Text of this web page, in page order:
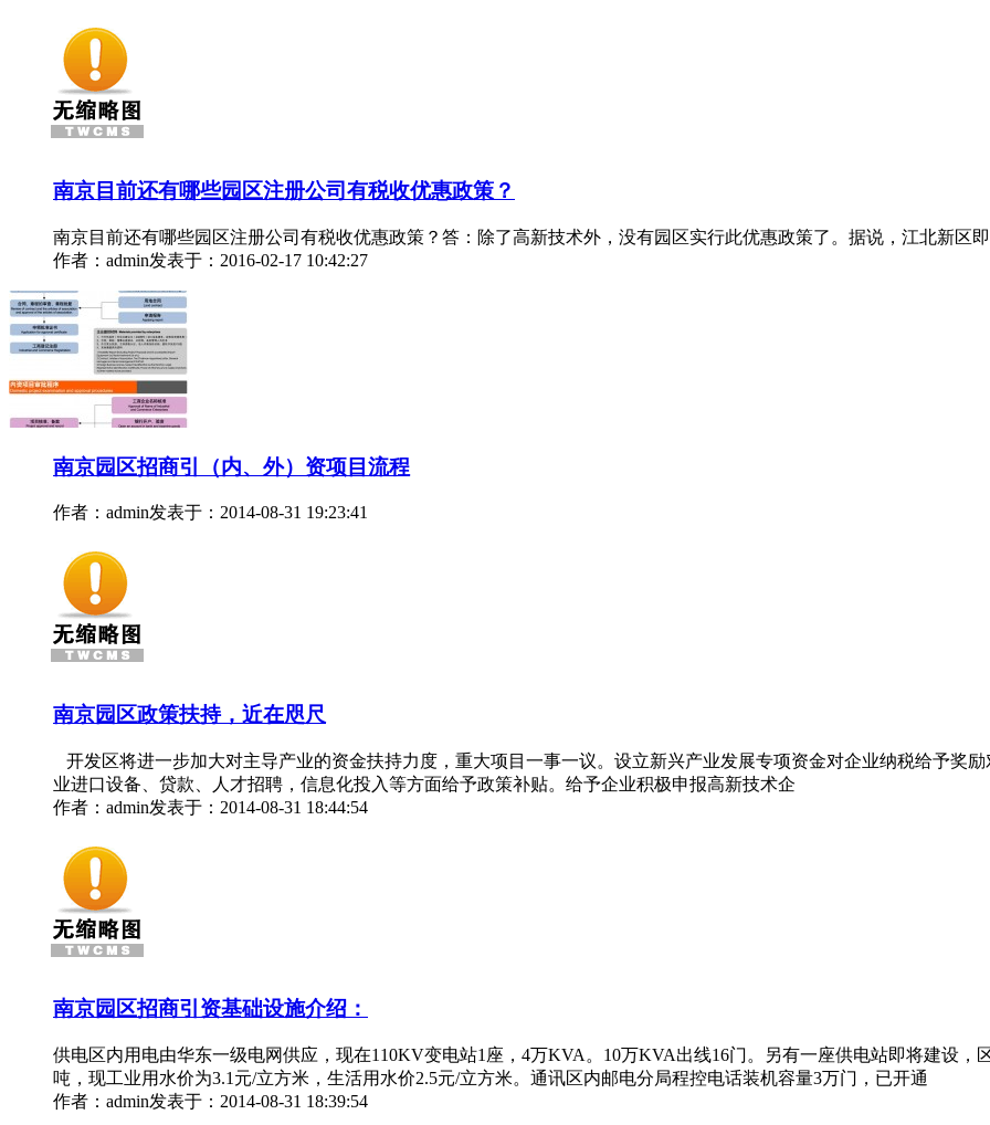
南京目前还有哪些园区注册公司有税收优惠政策？
南京目前还有哪些园区注册公司有税收优惠政策？答：除了高新技术外，没有园区实行此优惠政策了。据说，江北新区
作者：admin发表于：2016-02-17 10:42:27
南京园区招商引（内、外）资项目流程
作者：admin发表于：2014-08-31 19:23:41
南京园区政策扶持，近在咫尺
开发区将进一步加大对主导产业的资金扶持力度，重大项目一事一议。设立新兴产业发展专项资金对企业纳税给予奖
业进口设备、贷款、人才招聘，信息化投入等方面给予政策补贴。给予企业积极申报高新技术企
作者：admin发表于：2014-08-31 18:44:54
南京园区招商引资基础设施介绍：
供电区内用电由华东一级电网供应，现在110KV变电站1座，4万KVA。10万KVA出线16门。另有一座供电站即将建设，
吨，现工业用水价为3.1元/立方米，生活用水价2.5元/立方米。通讯区内邮电分局程控电话装机容量3万门，已开通
作者：admin发表于：2014-08-31 18:39:54